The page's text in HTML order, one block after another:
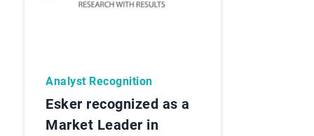
Analyst Recognition
Esker recognized as a
Market Leader in